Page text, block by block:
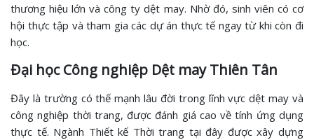
thương hiệu lớn và công ty dệt may. Nhờ đó, sinh viên có cơ
hội thực tập và tham gia các dự án thực tế ngay từ khi còn đi
học.
Đại học Công nghiệp Dệt may Thiên Tân
Đây là trường có thế mạnh lâu đời trong lĩnh vực dệt may và
công nghiệp thời trang, được đánh giá cao về tính ứng dụng
thực tế. Ngành Thiết kế Thời trang tại đây được xây dựng